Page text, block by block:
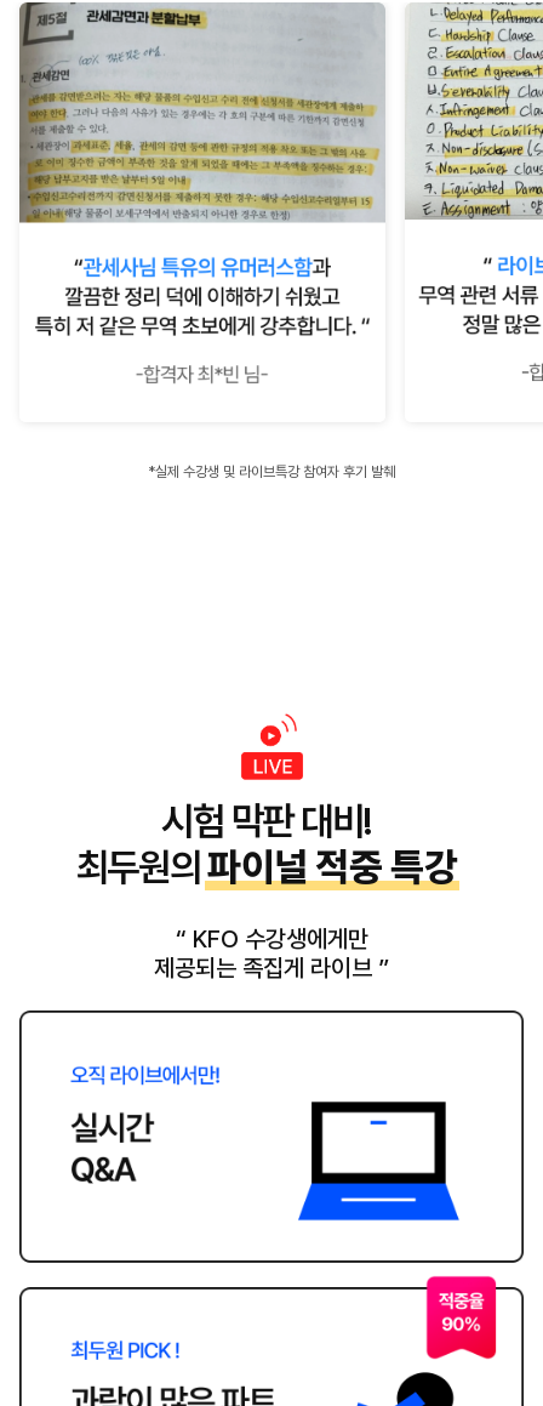
*실제 수강생 및 라이브특강 참여자 후기 발췌
시험 막판 대비!
최두원의파이널 적중 특강
“ KFO 수강생에게만
제공되는 족집게 라이브 ”